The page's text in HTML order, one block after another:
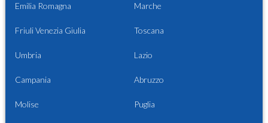
Emilia Romagna Marche
Friuli Venezia Giulia Toscana
Umbria Lazio
Campania Abruzzo
Molise Puglia